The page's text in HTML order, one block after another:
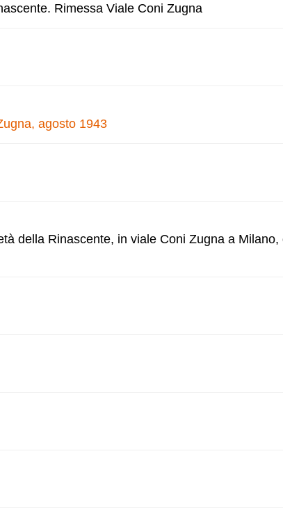
Rimessa Viale Coni Zugna
agosto 1943
della Rinascente, in viale Coni Zugna a